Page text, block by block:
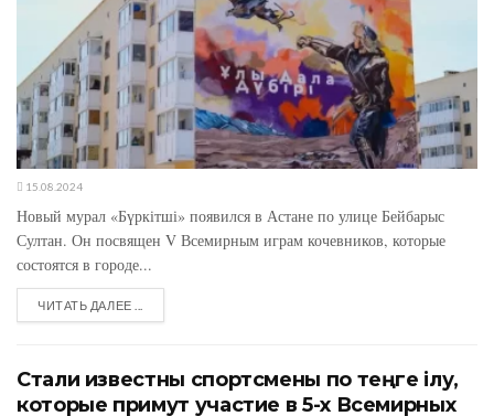
15.08.2024
Новый мурал «Бүркітші» появился в Астане по улице Бейбарыс
Султан. Он посвящен V Всемирным играм кочевников, которые
состоятся в городе...
ЧИТАТЬ ДАЛЕЕ ...
Стали известны спортсмены по теңге ілу,
которые примут участие в 5-х Всемирных